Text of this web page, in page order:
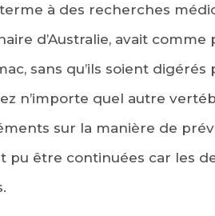
à des recherches
d’Australie, avait
sans qu’ils soient digérés
n’importe quel autre
sur la manière de
pu être continuées car les